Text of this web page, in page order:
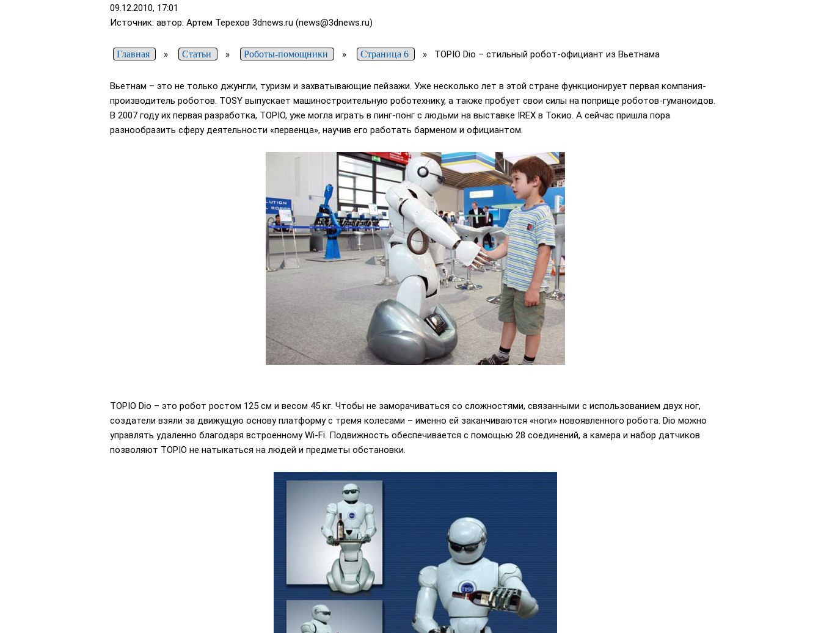
09.12.2010, 17:01
Источник: автор: Артем Терехов 3dnews.ru (news@3dnews.ru)
Главная » Статьи » Роботы-помощники » Страница 6 » TOPIO Dio – стильный робот-официант из Вьетнама
Вьетнам – это не только джунгли, туризм и захватывающие пейзажи. Уже несколько лет в этой стране функционирует первая компания-
производитель роботов. TOSY выпускает машиностроительную роботехнику, а также пробует свои силы на поприще роботов-гуманоидов.
В 2007 году их первая разработка, TOPIO, уже могла играть в пинг-понг с людьми на выставке IREX в Токио. А сейчас пришла пора
разнообразить сферу деятельности «первенца», научив его работать барменом и официантом.
TOPIO Dio – это робот ростом 125 см и весом 45 кг. Чтобы не заморачиваться со сложностями, связанными с использованием двух ног,
создатели взяли за движущую основу платформу с тремя колесами – именно ей заканчиваются «ноги» новоявленного робота. Dio можно
управлять удаленно благодаря встроенному Wi-Fi. Подвижность обеспечивается с помощью 28 соединений, а камера и набор датчиков
позволяют TOPIO не натыкаться на людей и предметы обстановки.